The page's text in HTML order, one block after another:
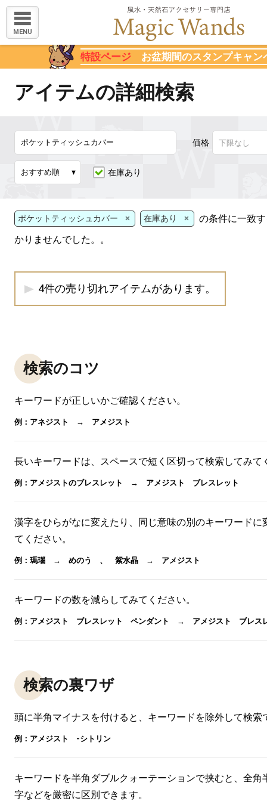
MENU
特設ページ お盆期間のスタンプキャン
アイテムの詳細検索
価格
在庫あり
ポケットティッシュカバー × 在庫あり ×
の条件に一致
かりませんでした。。
4件の売り切れアイテムがあります。
検索のコツ
キーワードが正しいかご確認ください。
例：アネジスト → アメジスト
長いキーワードは、スペースで短く区切って検索してみて
例：アメジストのブレスレット → アメジスト ブレスレット
漢字をひらがなに変えたり、同じ意味の別のキーワードに
てください。
例：瑪瑙 → めのう 、 紫水晶 → アメジスト
キーワードの数を減らしてみてください。
例：アメジスト ブレスレット ペンダント → アメジスト ブレス
検索の裏ワザ
頭に半角マイナスを付けると、キーワードを除外して検索
例：アメジスト -シトリン
キーワードを半角ダブルクォーテーションで挟むと、全角
字などを厳密に区別できます。